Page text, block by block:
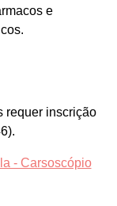
e
requer inscrição
- Carsoscópio